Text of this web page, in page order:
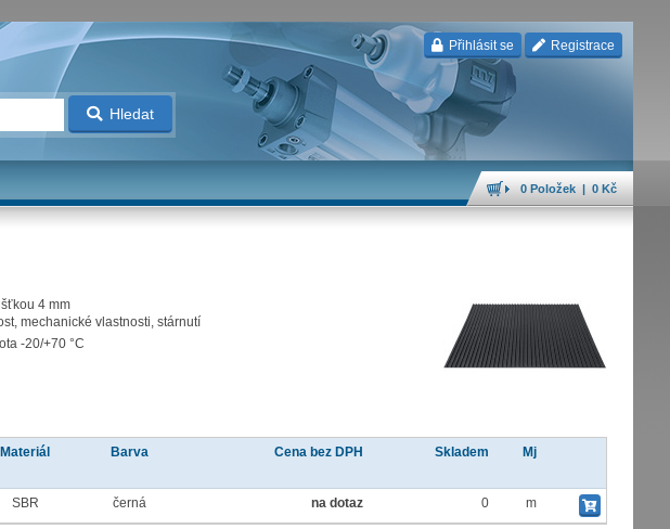
Přihlásit se Registrace
Hledat
0 Položek | 0 Kč
4 mm
mechanické vlastnosti, stárnutí
-20/+70 °C
Materiál Barva Cena bez DPH Skladem Mj
SBR černá na dotaz 0 m